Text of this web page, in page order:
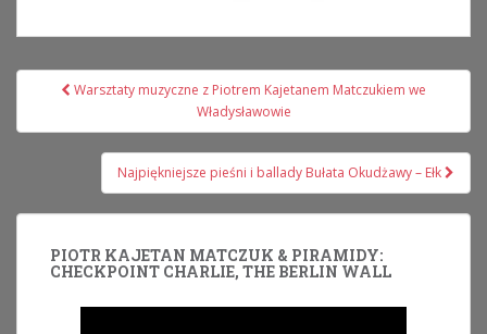
Nawigacja
Warsztaty muzyczne z Piotrem Kajetanem Matczukiem we
Władysławowie
Najpiękniejsze pieśni i ballady Bułata Okudżawy – Ełk
PIOTR KAJETAN MATCZUK & PIRAMIDY:
CHECKPOINT CHARLIE, THE BERLIN WALL